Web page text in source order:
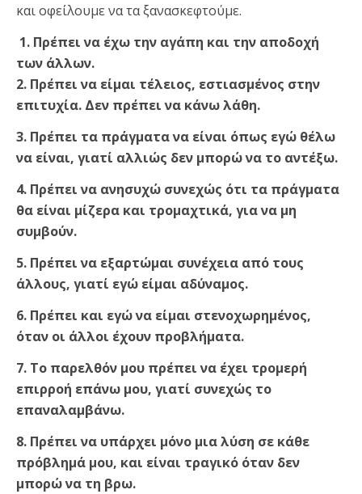
και οφείλουμε να τα ξανασκεφτούμε.
1. Πρέπει να έχω την αγάπη και την αποδοχή
των άλλων.
2. Πρέπει να είμαι τέλειος, εστιασμένος στην
επιτυχία. Δεν πρέπει να κάνω λάθη.
3. Πρέπει τα πράγματα να είναι όπως εγώ θέλω
να είναι, γιατί αλλιώς δεν μπορώ να το αντέξω.
4. Πρέπει να ανησυχώ συνεχώς ότι τα πράγματα
θα είναι μίζερα και τρομαχτικά, για να μη
συμβούν.
5. Πρέπει να εξαρτώμαι συνέχεια από τους
άλλους, γιατί εγώ είμαι αδύναμος.
6. Πρέπει και εγώ να είμαι στενοχωρημένος,
όταν οι άλλοι έχουν προβλήματα.
7. Το παρελθόν μου πρέπει να έχει τρομερή
επιρροή επάνω μου, γιατί συνεχώς το
επαναλαμβάνω.
8. Πρέπει να υπάρχει μόνο μια λύση σε κάθε
πρόβλημά μου, και είναι τραγικό όταν δεν
μπορώ να τη βρω.